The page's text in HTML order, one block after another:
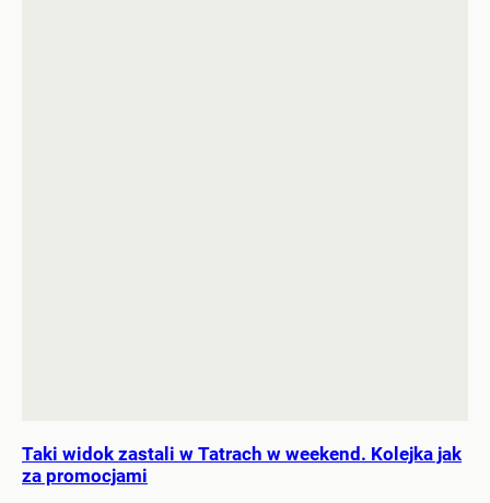
Taki widok zastali w Tatrach w weekend. Kolejka jak
za promocjami